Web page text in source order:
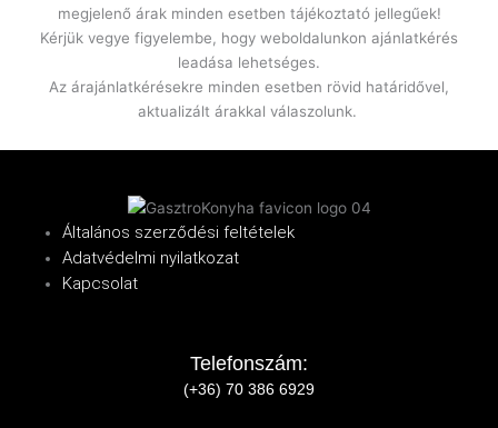
megjelenő árak minden esetben tájékoztató jellegűek!
Kérjük vegye figyelembe, hogy weboldalunkon ajánlatkérés
leadása lehetséges.
Az árajánlatkérésekre minden esetben rövid határidővel,
aktualizált árakkal válaszolunk.
Általános szerződési feltételek
Adatvédelmi nyilatkozat
Kapcsolat
Telefonszám:
(+36) 70 386 6929